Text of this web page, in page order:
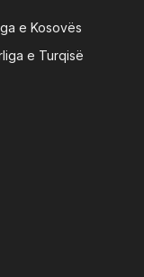
e Kosovës
e Turqisë